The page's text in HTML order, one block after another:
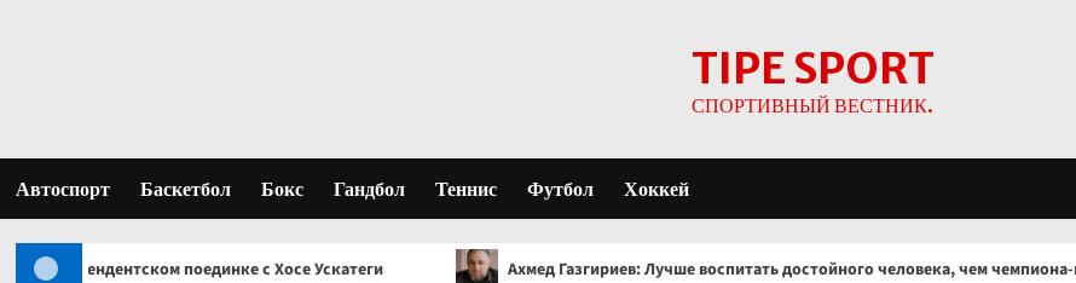
TIPE SPORT
СПОРТИВНЫЙ ВЕСТНИК.
Автоспорт Баскетбол Бокс Гандбол Теннис Футбол Хоккей
поединке с Хосе Ускатеги Ахмед Газгириев: Лучше воспитать достойного человека, чем чемпиона-негодяя